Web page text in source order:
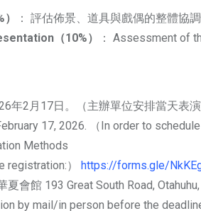
： 評估佈景、道具與戲偶的整體協
（10%）
： Assessment of
年2月17日。（主辦單位安排當天表演
17, 2026. （In order to
Methods
registration:） https://forms.gle/
會館 193 Great South Road,
by mail/in person before the